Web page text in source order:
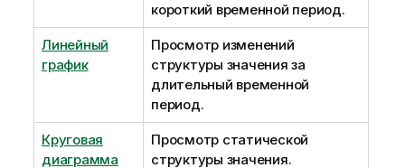
короткий временной период.
Линейный
график
Просмотр изменений
структуры значения за
длительный временной
период.
Круговая
диаграмма
Просмотр статической
структуры значения.